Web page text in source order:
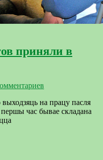
приняли в
на працу пасля
час бывае складана